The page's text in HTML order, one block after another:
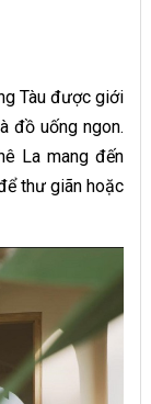
Tàu được giới
đồ uống ngon.
La mang đến
thư giãn hoặc